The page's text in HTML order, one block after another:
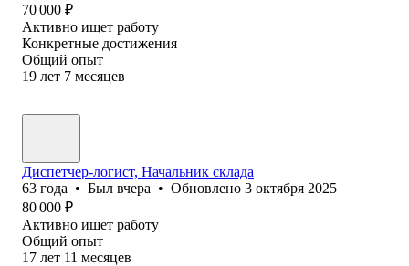
70 000 ₽
Активно ищет работу
Конкретные достижения
Общий опыт
19 лет 7 месяцев
Диспетчер-логист, Начальник склада
63 года • Был вчера • Обновлено 3 октября 2025
80 000 ₽
Активно ищет работу
Общий опыт
17 лет 11 месяцев